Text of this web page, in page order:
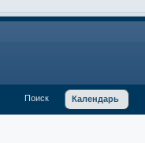
Поиск Календарь